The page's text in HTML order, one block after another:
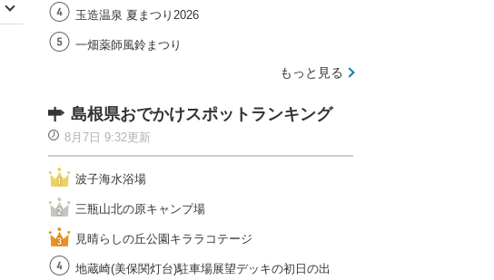
玉造温泉 夏まつり2026
一畑薬師風鈴まつり
もっと見る
島根県おでかけスポットランキング
8月7日 9:32更新
波子海水浴場
三瓶山北の原キャンプ場
見晴らしの丘公園キララコテージ
地蔵崎(美保関灯台)駐車場展望デッキの初日の出